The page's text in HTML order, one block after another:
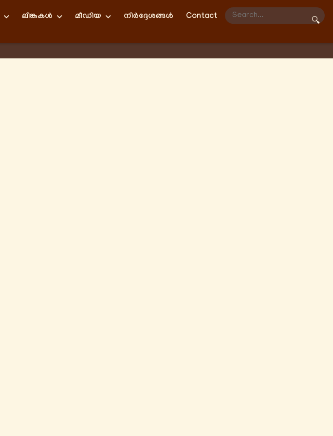
ലിങ്കുകള്‍ മീഡിയ നിർദ്ദേശങ്ങൾ Contact
🔍